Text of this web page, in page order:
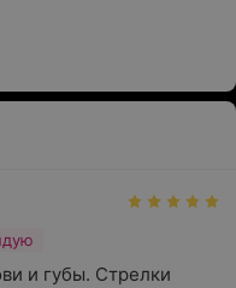
и губы. Стрелки